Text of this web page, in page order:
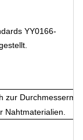
YY0166-
zur
Nahtmaterialien.